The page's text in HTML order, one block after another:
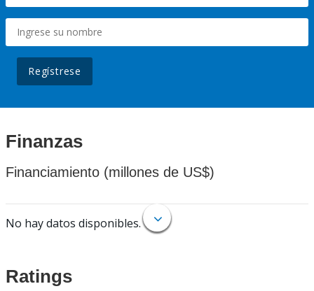
Regístrese
Finanzas
Financiamiento (millones de US$)
No hay datos disponibles.
Ratings